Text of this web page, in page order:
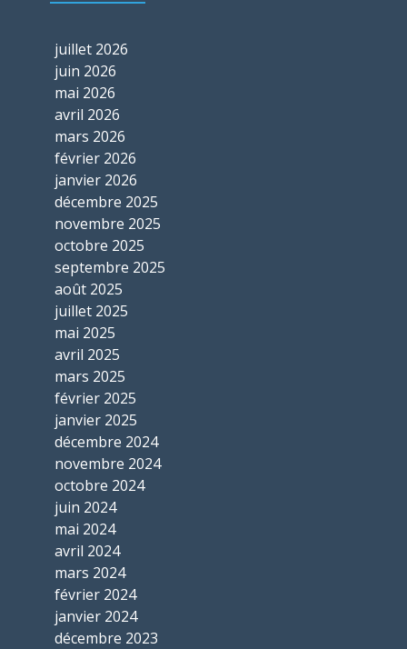
juillet 2026
juin 2026
mai 2026
avril 2026
mars 2026
février 2026
janvier 2026
décembre 2025
novembre 2025
octobre 2025
septembre 2025
août 2025
juillet 2025
mai 2025
avril 2025
mars 2025
février 2025
janvier 2025
décembre 2024
novembre 2024
octobre 2024
juin 2024
mai 2024
avril 2024
mars 2024
février 2024
janvier 2024
décembre 2023